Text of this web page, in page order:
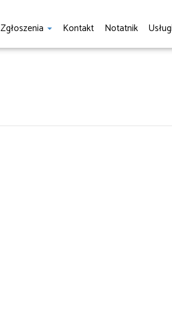
Zgłoszenia Kontakt Notatnik